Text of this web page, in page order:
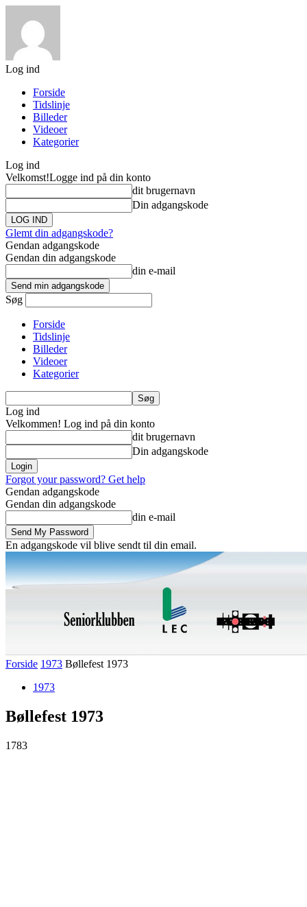
Log ind
Forside
Tidslinje
Billeder
Videoer
Kategorier
Log ind
Velkomst!Logge ind på din konto
dit brugernavn
Din adgangskode
Glemt din adgangskode?
Gendan adgangskode
Gendan din adgangskode
din e-mail
Søg
Forside
Tidslinje
Billeder
Videoer
Kategorier
Log ind
Velkommen! Log ind på din konto
dit brugernavn
Din adgangskode
Forgot your password? Get help
Gendan adgangskode
Gendan din adgangskode
din e-mail
En adgangskode vil blive sendt til din email.
Forside 1973 Bøllefest 1973
1973
Bøllefest 1973
1783